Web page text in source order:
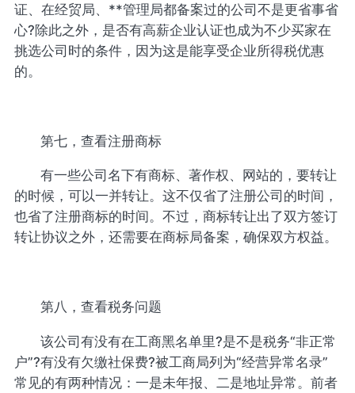
证、在经贸局、**管理局都备案过的公司不是更省事省
心?除此之外，是否有高薪企业认证也成为不少买家在
挑选公司时的条件，因为这是能享受企业所得税优惠
的。
第七，查看注册商标
有一些公司名下有商标、著作权、网站的，要转让
的时候，可以一并转让。这不仅省了注册公司的时间，
也省了注册商标的时间。不过，商标转让出了双方签订
转让协议之外，还需要在商标局备案，确保双方权益。
第八，查看税务问题
该公司有没有在工商黑名单里?是不是税务“非正常
户”?有没有欠缴社保费?被工商局列为“经营异常名录”
常见的有两种情况：一是未年报、二是地址异常。前者